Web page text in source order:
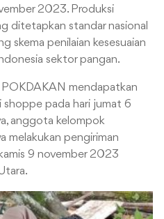
2023. Produksi
ditetapkan standar nasional
skema penilaian kesesuaian
sektor pangan.
POKDAKAN mendapatkan
shoppe pada hari jumat 6
anggota kelompok
melakukan pengiriman
9 november 2023